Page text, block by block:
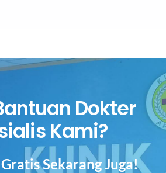
Dokter
Kami?
Sekarang Juga!